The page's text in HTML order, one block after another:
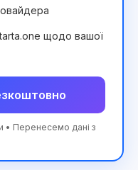
щодо вашої
• Перенесемо дані з